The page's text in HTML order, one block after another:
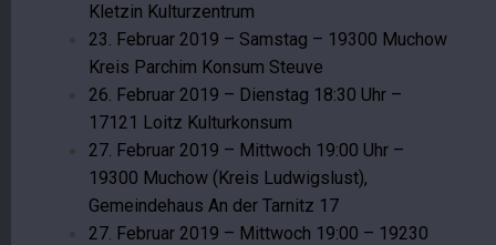
Kletzin Kulturzentrum
23. Februar 2019 – Samstag – 19300 Muchow
Kreis Parchim Konsum Steuve
26. Februar 2019 – Dienstag 18:30 Uhr –
17121 Loitz Kulturkonsum
27. Februar 2019 – Mittwoch 19:00 Uhr –
19300 Muchow (Kreis Ludwigslust),
Gemeindehaus An der Tarnitz 17
27. Februar 2019 – Mittwoch 19:00 – 19230